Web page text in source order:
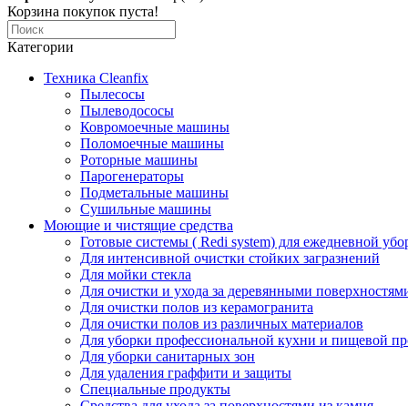
Корзина покупок пуста!
Категории
Техника Cleanfix
Пылесосы
Пылеводососы
Ковромоечные машины
Поломоечные машины
Роторные машины
Парогенераторы
Подметальные машины
Сушильные машины
Моющие и чистящие средства
Готовые системы ( Redi system) для ежедневной
Для интенсивной очистки стойких загразнений
Для мойки стекла
Для очистки и ухода за деревянными
Для очистки полов из керамогранита
Для очистки полов из различных материалов
Для уборки профессиональной кухни и пищевой
Для уборки санитарных зон
Для удаления граффити и защиты
Специальные продукты